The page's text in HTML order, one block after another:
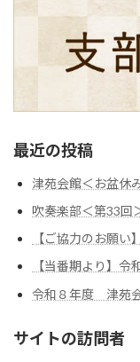
最近の投稿
津苑会館＜お盆休
吹奏楽部＜第33回
【ご協力のお願い
【当番期より】令
令和８年度 津苑
サイトの訪問者